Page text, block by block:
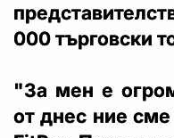
000 търговски
"За мен е
от днес ние